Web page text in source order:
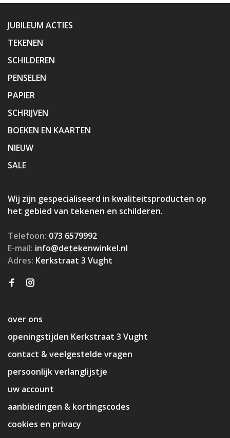
JUBILEUM ACTIES
TEKENEN
SCHILDEREN
PENSELEN
PAPIER
SCHRIJVEN
BOEKEN EN KAARTEN
NIEUW
SALE
Wij zijn gespecialiseerd in kwaliteitsproducten op
het gebied van tekenen en schilderen.
Telefoon: 073 6579992
E-mail: info@detekenwinkel.nl
Adres: Kerkstraat 3 Vught
over ons
openingstijden Kerkstraat 3 Vught
contact & veelgestelde vragen
persoonlijk verlanglijstje
uw account
aanbiedingen & kortingscodes
cookies en privacy